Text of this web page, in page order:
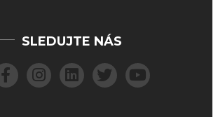
SLEDUJTE NÁS